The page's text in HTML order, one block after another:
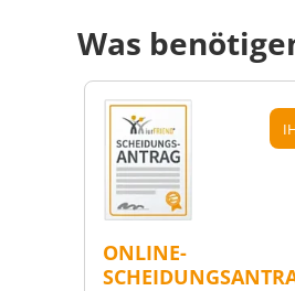
Was
ONLINE-